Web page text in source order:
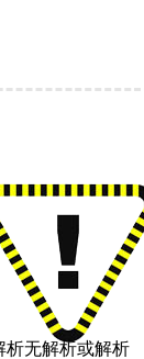
析无解析或解析